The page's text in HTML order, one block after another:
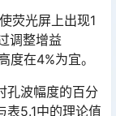
荧光屏上出现1
调整增益
度在4%为宜。
孔波幅度的百分
5.1中的理论值